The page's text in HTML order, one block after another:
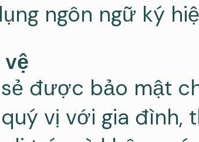
ngôn ngữ ký
được bảo mật
vị với gia đình,